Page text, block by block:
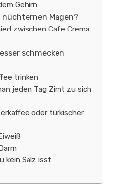
Gehirn
nüchternen Magen?
zwischen Cafe Crema
schmecken
trinken
jeden Tag Zimt zu sich
oder türkischer
kein Salz isst